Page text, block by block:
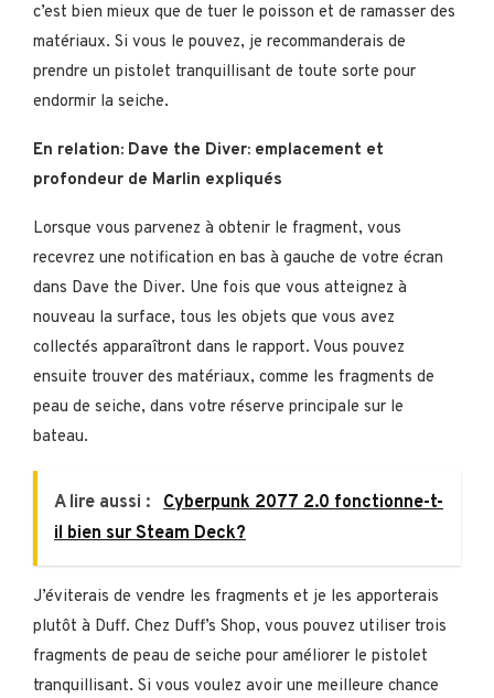
c’est bien mieux que de tuer le poisson et de ramasser des
matériaux. Si vous le pouvez, je recommanderais de
prendre un pistolet tranquillisant de toute sorte pour
endormir la seiche.
En relation: Dave the Diver: emplacement et
profondeur de Marlin expliqués
Lorsque vous parvenez à obtenir le fragment, vous
recevrez une notification en bas à gauche de votre écran
dans Dave the Diver. Une fois que vous atteignez à
nouveau la surface, tous les objets que vous avez
collectés apparaîtront dans le rapport. Vous pouvez
ensuite trouver des matériaux, comme les fragments de
peau de seiche, dans votre réserve principale sur le
bateau.
A lire aussi :
Cyberpunk 2077 2.0 fonctionne-t-
il bien sur Steam Deck?
J’éviterais de vendre les fragments et je les apporterais
plutôt à Duff. Chez Duff’s Shop, vous pouvez utiliser trois
fragments de peau de seiche pour améliorer le pistolet
tranquillisant. Si vous voulez avoir une meilleure chance